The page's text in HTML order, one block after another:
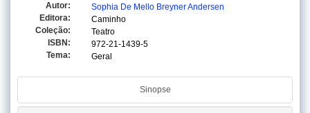
Autor:
Sophia De Mello Breyner Andersen
Editora:
Caminho
Coleção:
Teatro
ISBN:
972-21-1439-5
Tema:
Geral
Sinopse